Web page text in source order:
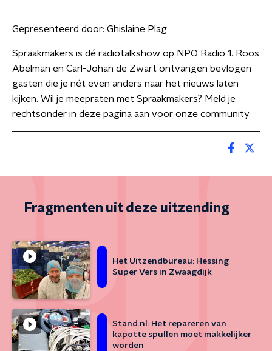
Gepresenteerd door: Ghislaine Plag
Spraakmakers is dé radiotalkshow op NPO Radio 1. Roos
Abelman en Carl-Johan de Zwart ontvangen bevlogen
gasten die je nét even anders naar het nieuws laten
kijken. Wil je meepraten met Spraakmakers? Meld je
rechtsonder in deze pagina aan voor onze community.
Fragmenten uit deze uitzending
Het Uitzendbureau: Hessing
Super Vers in Zwaagdijk
Stand.nl: Het repareren van
kapotte spullen moet makkelijker
worden